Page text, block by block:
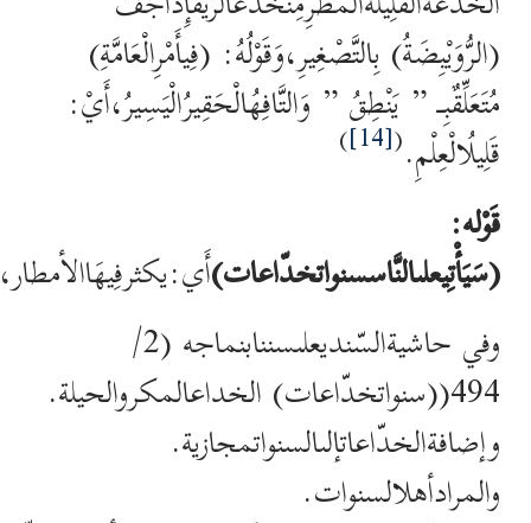
(الرُّوَيْبِضَةُ) بِالتَّصْغِيرِ،وَقَوْلُهُ: (فِيأَمْرِالْعَامَّةِ)
مُتَعَلِّقٌبِـ ” يَنْطِقُ ” وَالتَّافِهُالْحَقِيرُالْيَسِيرُ،أَيْ:
قَلِيلُالْعِلْمِ.(
[14]
)
قَوْله:
(سَيَأْتِيعلىالنَّاسسنواتخدّاعات)
وفي حاشيةالسّنديعلىسننابنماجه (2/
494((سنواتخدّاعات) الخداعالمكروالحيلة.
وإضافةالخدّاعاتإلىالسنواتمجازية.
والمرادأهلالسنوات.